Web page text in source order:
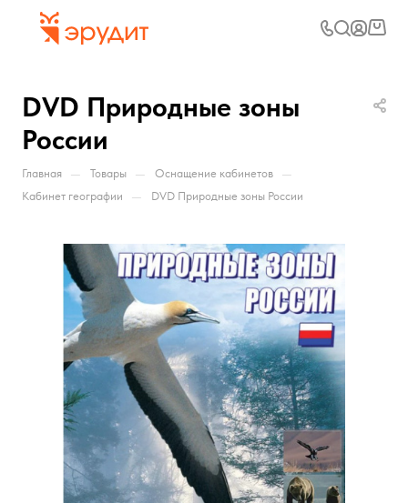
DVD Природные зоны
России
Главная — Товары — Оснащение кабинетов —
Кабинет географии — DVD Природные зоны России